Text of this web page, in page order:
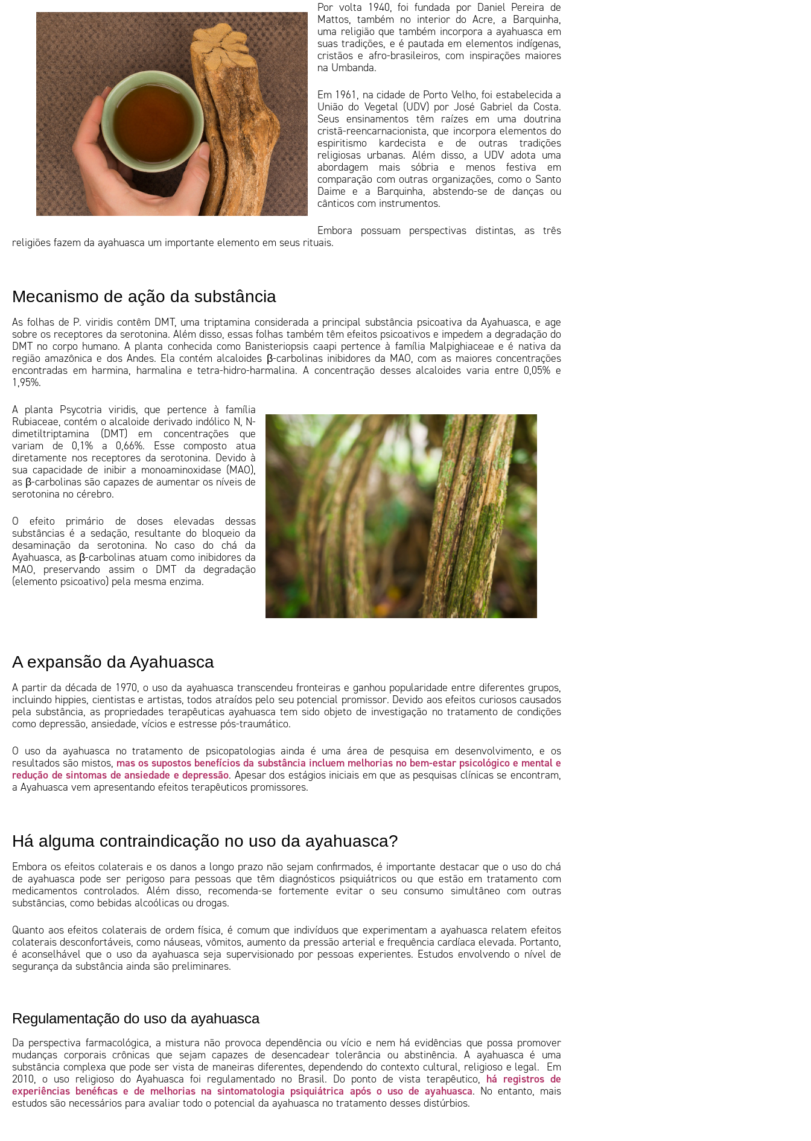
Por volta 1940, foi fundada por Daniel Pereira de
Mattos, também no interior do Acre, a Barquinha,
uma religião que também incorpora a ayahuasca em
suas tradições, e é pautada em elementos indígenas,
cristãos e afro-brasileiros, com inspirações maiores
na Umbanda.
Em 1961, na cidade de Porto Velho, foi estabelecida a
União do Vegetal (UDV) por José Gabriel da Costa.
Seus ensinamentos têm raízes em uma doutrina
cristã-reencarnacionista, que incorpora elementos do
espiritismo kardecista e de outras tradições
religiosas urbanas. Além disso, a UDV adota uma
abordagem mais sóbria e menos festiva em
comparação com outras organizações, como o Santo
Daime e a Barquinha, abstendo-se de danças ou
cânticos com instrumentos.
Embora possuam perspectivas distintas, as três
religiões fazem da ayahuasca um importante elemento em seus rituais.
Mecanismo de ação da substância
As folhas de P. viridis contêm DMT, uma triptamina considerada a principal substância psicoativa da Ayahuasca, e age
sobre os receptores da serotonina. Além disso, essas folhas também têm efeitos psicoativos e impedem a degradação do
DMT no corpo humano. A planta conhecida como Banisteriopsis caapi pertence à família Malpighiaceae e é nativa da
região amazônica e dos Andes. Ela contém alcaloides β-carbolinas inibidores da MAO, com as maiores concentrações
encontradas em harmina, harmalina e tetra-hidro-harmalina. A concentração desses alcaloides varia entre 0,05% e
1,95%.
A planta Psycotria viridis, que pertence à família
Rubiaceae, contém o alcaloide derivado indólico N, N-
dimetiltriptamina (DMT) em concentrações que
variam de 0,1% a 0,66%. Esse composto atua
diretamente nos receptores da serotonina. Devido à
sua capacidade de inibir a monoaminoxidase (MAO),
as β-carbolinas são capazes de aumentar os níveis de
serotonina no cérebro.
O efeito primário de doses elevadas dessas
substâncias é a sedação, resultante do bloqueio da
desaminação da serotonina. No caso do chá da
Ayahuasca, as β-carbolinas atuam como inibidores da
MAO, preservando assim o DMT da degradação
(elemento psicoativo) pela mesma enzima.
A expansão da Ayahuasca
A partir da década de 1970, o uso da ayahuasca transcendeu fronteiras e ganhou popularidade entre diferentes grupos,
incluindo hippies, cientistas e artistas, todos atraídos pelo seu potencial promissor. Devido aos efeitos curiosos causados
pela substância, as propriedades terapêuticas ayahuasca tem sido objeto de investigação no tratamento de condições
como depressão, ansiedade, vícios e estresse pós-traumático.
O uso da ayahuasca no tratamento de psicopatologias ainda é uma área de pesquisa em desenvolvimento, e os
resultados são mistos, mas os supostos benefícios da substância incluem melhorias no bem-estar psicológico e mental e
redução de sintomas de ansiedade e depressão. Apesar dos estágios iniciais em que as pesquisas clínicas se encontram,
a Ayahuasca vem apresentando efeitos terapêuticos promissores.
Há alguma contraindicação no uso da ayahuasca?
Embora os efeitos colaterais e os danos a longo prazo não sejam confirmados, é importante destacar que o uso do chá
de ayahuasca pode ser perigoso para pessoas que têm diagnósticos psiquiátricos ou que estão em tratamento com
medicamentos controlados. Além disso, recomenda-se fortemente evitar o seu consumo simultâneo com outras
substâncias, como bebidas alcoólicas ou drogas.
Quanto aos efeitos colaterais de ordem física, é comum que indivíduos que experimentam a ayahuasca relatem efeitos
colaterais desconfortáveis, como náuseas, vômitos, aumento da pressão arterial e frequência cardíaca elevada. Portanto,
é aconselhável que o uso da ayahuasca seja supervisionado por pessoas experientes. Estudos envolvendo o nível de
segurança da substância ainda são preliminares.
Regulamentação do uso da ayahuasca
Da perspectiva farmacológica, a mistura não provoca dependência ou vício e nem há evidências que possa promover
mudanças corporais crônicas que sejam capazes de desencadear tolerância ou abstinência. A ayahuasca é uma
substância complexa que pode ser vista de maneiras diferentes, dependendo do contexto cultural, religioso e legal. Em
2010, o uso religioso do Ayahuasca foi regulamentado no Brasil. Do ponto de vista terapêutico, há registros de
experiências benéficas e de melhorias na sintomatologia psiquiátrica após o uso de ayahuasca. No entanto, mais
estudos são necessários para avaliar todo o potencial da ayahuasca no tratamento desses distúrbios.